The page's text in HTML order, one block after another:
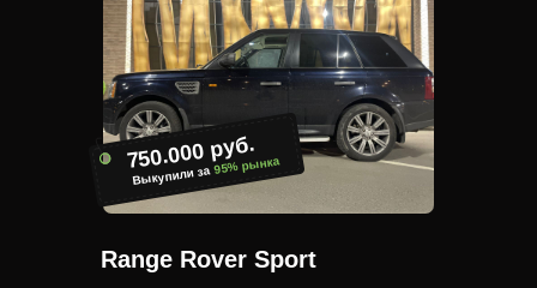
750.000 руб.
Выкупили за95% рынка
Range Rover Sport